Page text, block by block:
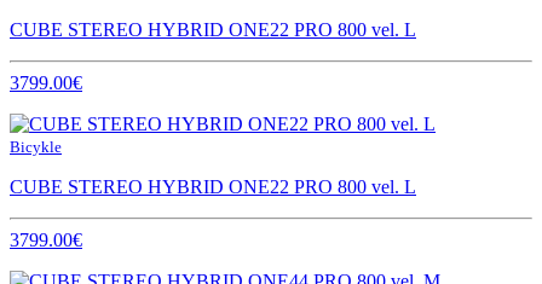
CUBE STEREO HYBRID ONE22 PRO 800 vel. L
3799.00€
Bicykle
CUBE STEREO HYBRID ONE22 PRO 800 vel. L
3799.00€